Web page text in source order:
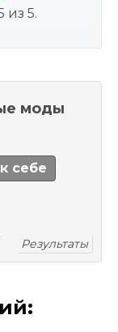
из 5.
моды
себе
Результаты